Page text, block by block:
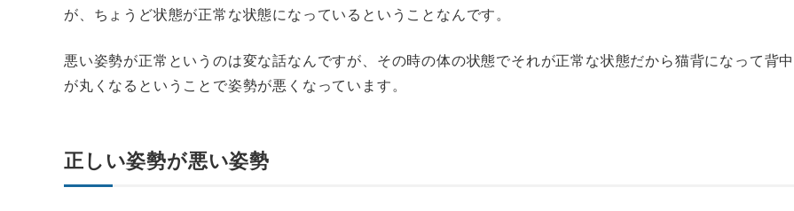
が、ちょうど状態が正常な状態になっているということなんです。
悪い姿勢が正常というのは変な話なんですが、その時の体の状態でそれが正常な状態だから猫背になって背中
が丸くなるということで姿勢が悪くなっています。
正しい姿勢が悪い姿勢